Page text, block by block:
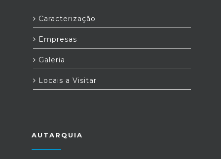
Caracterização
Empresas
Galeria
Locais a Visitar
AUTARQUIA